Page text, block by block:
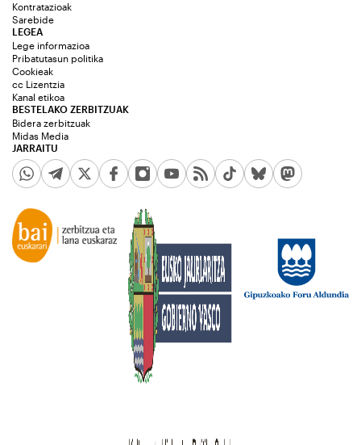
Kontratazioak
Sarebide
JARRAITU
LEGEA
Lege informazioa
Pribatutasun politika
Cookieak
cc Lizentzia
Kanal etikoa
BESTELAKO ZERBITZUAK
Bidera zerbitzuak
Midas Media